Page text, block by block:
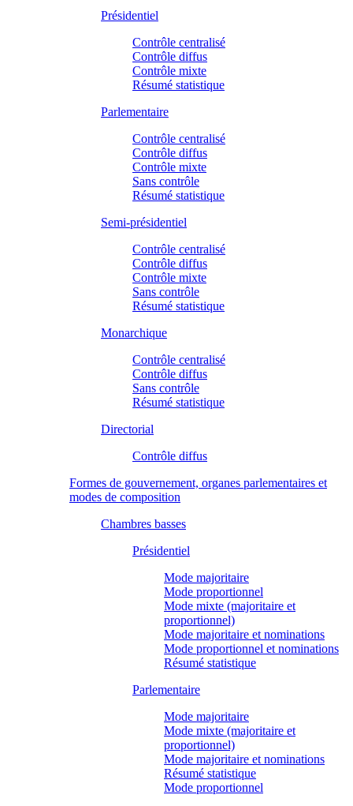
Présidentiel
Contrôle centralisé
Contrôle diffus
Contrôle mixte
Résumé statistique
Parlementaire
Contrôle centralisé
Contrôle diffus
Contrôle mixte
Sans contrôle
Résumé statistique
Semi-présidentiel
Contrôle centralisé
Contrôle diffus
Contrôle mixte
Sans contrôle
Résumé statistique
Monarchique
Contrôle centralisé
Contrôle diffus
Sans contrôle
Résumé statistique
Directorial
Contrôle diffus
Formes de gouvernement, organes parlementaires et
modes de composition
Chambres basses
Présidentiel
Mode majoritaire
Mode proportionnel
Mode mixte (majoritaire et
proportionnel)
Mode majoritaire et nominations
Mode proportionnel et nominations
Résumé statistique
Parlementaire
Mode majoritaire
Mode mixte (majoritaire et
proportionnel)
Mode majoritaire et nominations
Résumé statistique
Mode proportionnel